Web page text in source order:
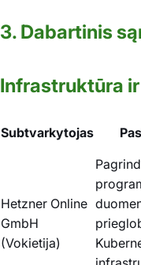
3. Dabartinis
Infrastruktūra
Subtvarkytojas
Hetzner Online
GmbH
(Vokietija)